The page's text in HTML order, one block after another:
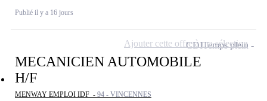
Publié il y a 16 jours
MECANICIEN AUTOMOBILE
H/F
MENWAY EMPLOI IDF - 94 - VINCENNES
CDITemps plein
Ajouter cette offre à ma sélection